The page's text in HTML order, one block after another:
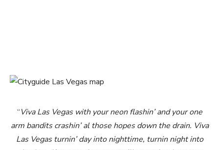
“Viva Las Vegas with your neon flashin’ and your one
arm bandits crashin’ al those hopes down the drain. Viva
Las Vegas turnin’ day into nighttime, turnin night into